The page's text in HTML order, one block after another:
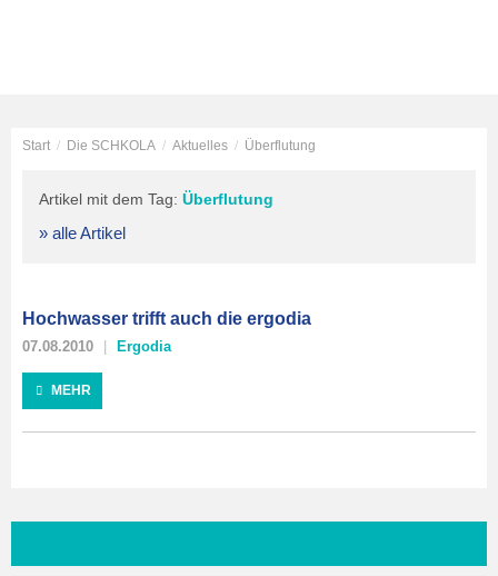
Start / Die SCHKOLA / Aktuelles / Überflutung
Artikel mit dem Tag: Überflutung
» alle Artikel
Hochwasser trifft auch die ergodia
07.08.2010 Ergodia
MEHR